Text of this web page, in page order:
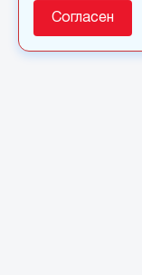
Согласен